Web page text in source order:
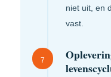
niet uit, en
vast.
7